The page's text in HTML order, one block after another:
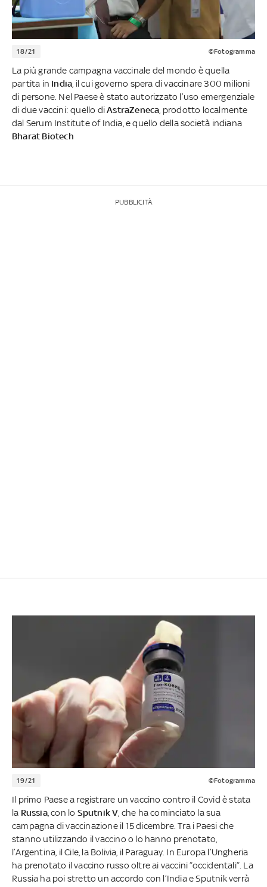
18/21 ©Fotogramma
La più grande campagna vaccinale del mondo è quella
partita in India , il cui governo spera di vaccinare 300 milioni
di persone. Nel Paese è stato autorizzato l’uso emergenziale
di due vaccini: quello diAstraZeneca , prodotto localmente
dal Serum Institute of India, e quello della società indiana
Bharat Biotech
PUBBLICITÀ
19/21 ©Fotogramma
Il primo Paese a registrare un vaccino contro il Covid è stata
la Russia, con lo Sputnik V , che ha cominciato la sua
campagna di vaccinazione il 15 dicembre. Tra i Paesi che
stanno utilizzando il vaccino o lo hanno prenotato,
l’Argentina, il Cile, la Bolivia, il Paraguay. In Europa l’Ungheria
ha prenotato il vaccino russo oltre ai vaccini “occidentali“. La
Russia ha poi stretto un accordo con l’India e Sputnik verrà